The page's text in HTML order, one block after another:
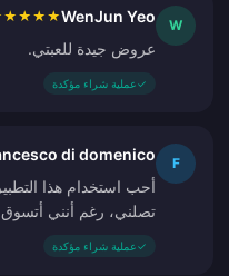
W
WenJun Yeo
★
★
★
★
عروض جيدة للعبتي.
✓عملية شراء مؤكدة
F
di domenico
أحب استخدام هذا
تصلني، رغم أنني
✓عملية شراء مؤكدة